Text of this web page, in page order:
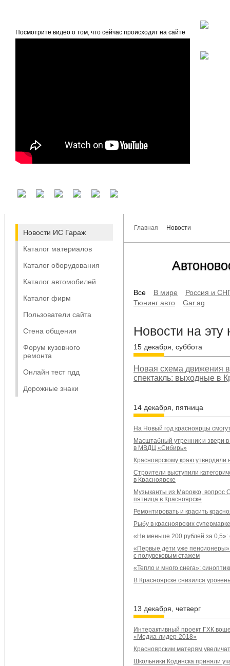
Посмотрите видео о том, что сейчас происходит на сайте
Новости ИС Гараж
Каталог материалов
Каталог оборудования
Каталог автомобилей
Каталог фирм
Пользователи сайта
Стена общения
Форум кузовного
ремонта
Онлайн тест пдд
Дорожные знаки
Главная Новости
Все В мире
Россия и
Тюнинг авто
Gar.ag
Новости на эту
15 декабря, суббота
Новая схема движения
спектакль: выходные в
14 декабря, пятница
На Новый год красноярцы
Масштабный утренник и звери
в МВДЦ «Сибирь»
Красноярскому краю
Строители выступили
в Красноярске
Музыканты из Марокко, вопрос
пятница в Красноярске
Ремонтировать и красить
Рыбу в красноярских
«Не меньше 200 рублей за 0,5»:
«Первые дети уже
с полувековым стажем
«Тепло и много снега»:
В Красноярске снизился
13 декабря, четверг
Интерактивный проект ГХК
«Медиа-лидер-2018»
Красноярским матерям
Школьники Кодинска приняли